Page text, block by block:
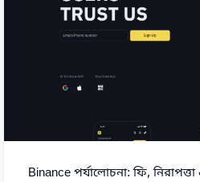
Binance পর্যালোচনা: ফি, নিরাপত্তা